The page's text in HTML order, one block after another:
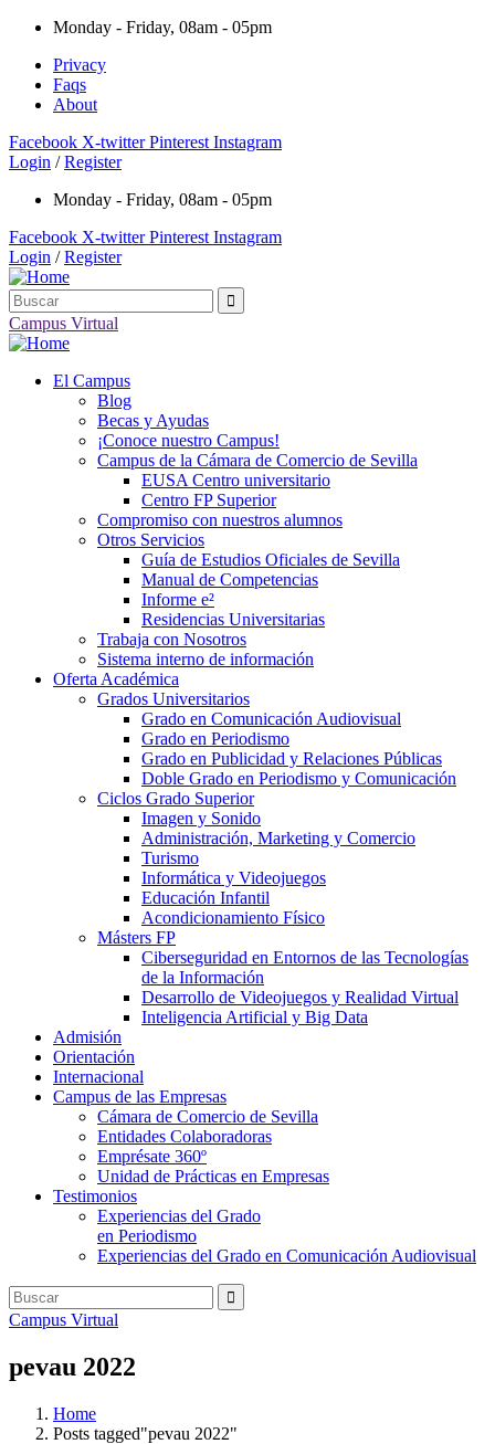
Monday - Friday, 08am - 05pm
Privacy
Faqs
About
Facebook X-twitter Pinterest Instagram
Login / Register
Monday - Friday, 08am - 05pm
Facebook X-twitter Pinterest Instagram
Login / Register
Campus Virtual
El Campus
Blog
Becas y Ayudas
¡Conoce nuestro Campus!
Campus de la Cámara de Comercio de Sevilla
EUSA Centro universitario
Centro FP Superior
Compromiso con nuestros alumnos
Otros Servicios
Guía de Estudios Oficiales de Sevilla
Manual de Competencias
Informe e²
Residencias Universitarias
Trabaja con Nosotros
Sistema interno de información
Oferta Académica
Grados Universitarios
Grado en Comunicación Audiovisual
Grado en Periodismo
Grado en Publicidad y Relaciones Públicas
Doble Grado en Periodismo y Comunicación
Ciclos Grado Superior
Imagen y Sonido
Administración, Marketing y Comercio
Turismo
Informática y Videojuegos
Educación Infantil
Acondicionamiento Físico
Másters FP
Ciberseguridad en Entornos de las Tecnologías
de la Información
Desarrollo de Videojuegos y Realidad Virtual
Inteligencia Artificial y Big Data
Admisión
Orientación
Internacional
Campus de las Empresas
Cámara de Comercio de Sevilla
Entidades Colaboradoras
Emprésate 360º
Unidad de Prácticas en Empresas
Testimonios
Experiencias del Grado
en Periodismo
Experiencias del Grado en Comunicación Audiovisual
Campus Virtual
pevau 2022
Home
Posts tagged"pevau 2022"